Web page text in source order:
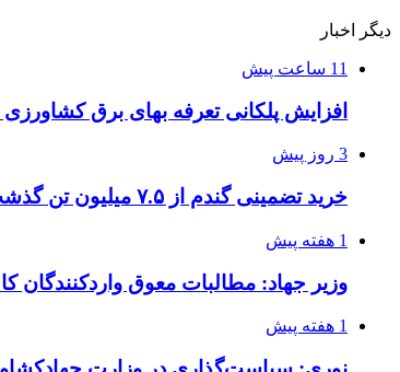
دیگر اخبار
11 ساعت پیش
افزایش پلکانی تعرفه بهای برق
3 روز پیش
خرید تضمینی گندم از ۷.۵ میلیون تن گذشت
1 هفته پیش
وزیر جهاد: مطالبات معوق واردکنندگان
1 هفته پیش